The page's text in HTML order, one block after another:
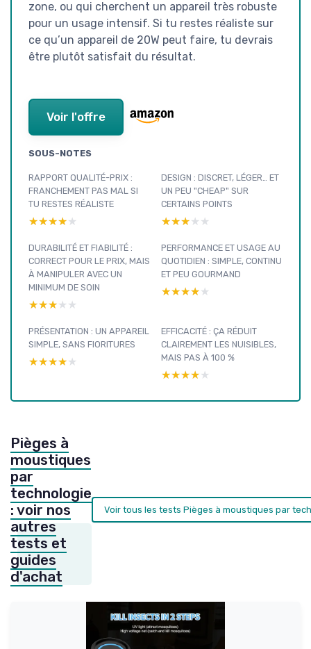
zone, ou qui cherchent un appareil très robuste
pour un usage intensif. Si tu restes réaliste sur
ce qu’un appareil de 20W peut faire, tu devrais
être plutôt satisfait du résultat.
Voir l'offre
SOUS-NOTES
RAPPORT QUALITÉ-PRIX :
FRANCHEMENT PAS MAL SI
TU RESTES RÉALISTE
★★★★★
★★★★★
DESIGN : DISCRET, LÉGER… ET
UN PEU "CHEAP" SUR
CERTAINS POINTS
★★★★★
★★★★★
DURABILITÉ ET FIABILITÉ :
CORRECT POUR LE PRIX, MAIS
À MANIPULER AVEC UN
MINIMUM DE SOIN
★★★★★
★★★★★
PERFORMANCE ET USAGE AU
QUOTIDIEN : SIMPLE, CONTINU
ET PEU GOURMAND
★★★★★
★★★★★
PRÉSENTATION : UN APPAREIL
SIMPLE, SANS FIORITURES
★★★★★
★★★★★
EFFICACITÉ : ÇA RÉDUIT
CLAIREMENT LES NUISIBLES,
MAIS PAS À 100 %
★★★★★
★★★★★
Pièges à
moustiques
par
technologie
: voir nos
autres
tests et
guides
d'achat
Voir tous les tests Pièges à moustiques par